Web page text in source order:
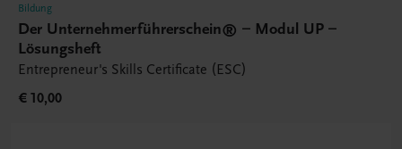
Bildung
Der Unternehmerführerschein® – Modul UP –
Lösungsheft
Entrepreneur's Skills Certificate (ESC)
€ 10,00